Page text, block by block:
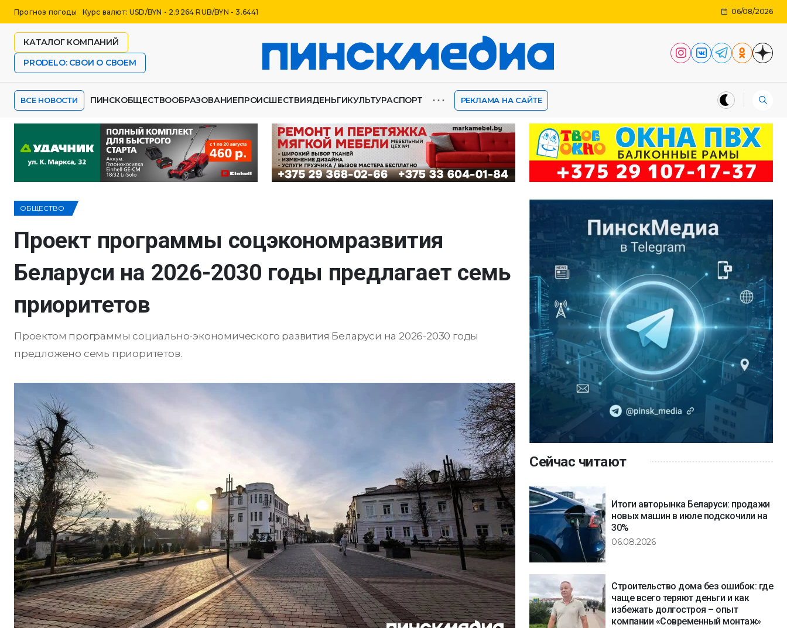
Прогноз погоды Курс валют: USD/BYN - 2.9264 RUB/BYN - 3.6441 06/08/2026
КАТАЛОГ КОМПАНИЙ
PRODELO: СВОИ О СВОЕМ
ВСЕ НОВОСТИ ПИНСКОБЩЕСТВООБРАЗОВАНИЕПРОИСШЕСТВИЯДЕНЬГИКУЛЬТУРАСПОРТ ⋯ РЕКЛАМА НА САЙТЕ
ОБЩЕСТВО
Проект программы соцэкономразвития
Беларуси на 2026-2030 годы предлагает семь
приоритетов
Проектом программы социально-экономического развития Беларуси на 2026-2030 годы
предложено семь приоритетов.
Сейчас читают
Итоги авторынка Беларуси: продажи
новых машин в июле подскочили на
30%
06.08.2026
Строительство дома без ошибок: где
чаще всего теряют деньги и как
избежать долгостроя – опыт
компании «Современный монтаж»